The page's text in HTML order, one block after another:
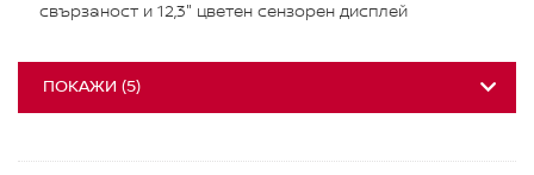
свързаност и 12,3" цветен сензорен дисплей
ПОКАЖИ (5)